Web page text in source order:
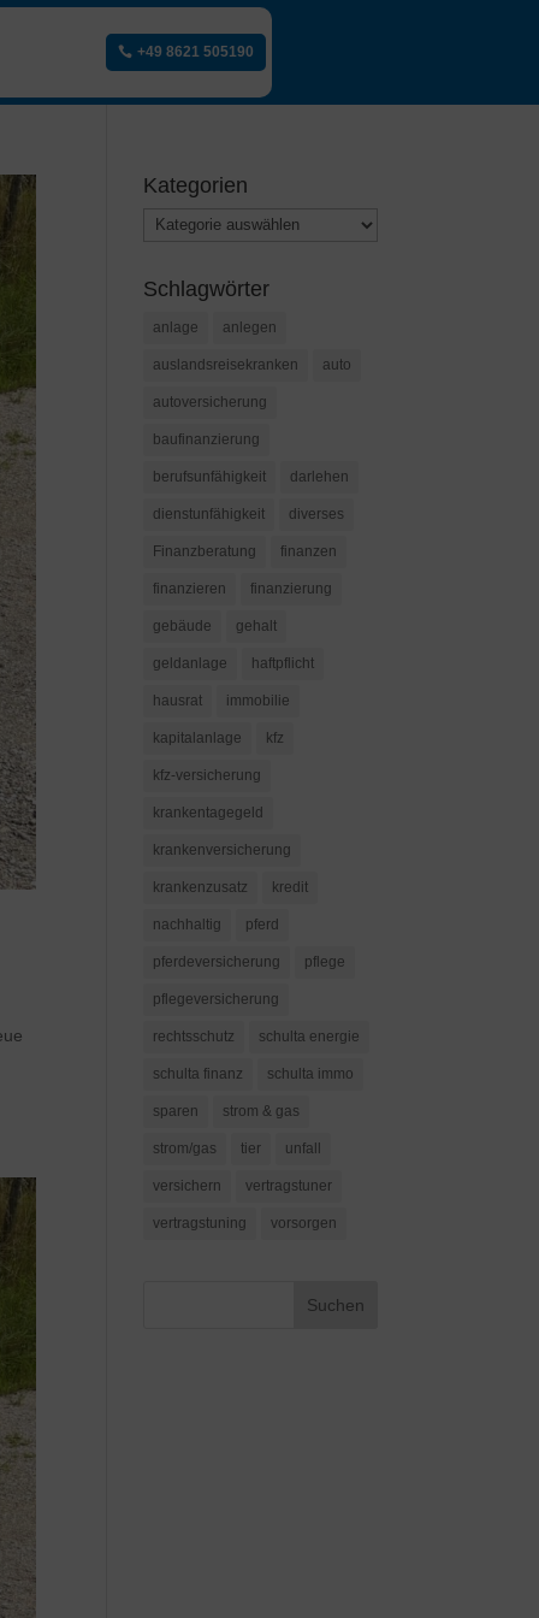
+49 8621 505190
Kategorien
Kategorien
Schlagwörter
anlage anlegen
auslandsreisekranken auto
autoversicherung
baufinanzierung
berufsunfähigkeit darlehen
dienstunfähigkeit diverses
Finanzberatung finanzen
finanzieren finanzierung
gebäude gehalt
geldanlage haftpflicht
hausrat immobilie
kapitalanlage kfz
kfz-versicherung
krankentagegeld
krankenversicherung
krankenzusatz kredit
nachhaltig pferd
pferdeversicherung pflege
pflegeversicherung
rechtsschutz schulta energie
schulta finanz schulta immo
sparen strom & gas
strom/gas tier unfall
versichern vertragstuner
vertragstuning vorsorgen